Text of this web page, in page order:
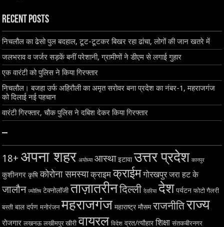
Recent Posts
निचलौल का ढेसो पुल बदहाल, टूट-टूटकर बिखर रहा ढांचा, लोगों की जान खतरे में
जलभराव व जर्जर सड़कें बनीं परेशानी, ग्रामीणों ने डीएम से लगाई गुहार
एक वारंटी को पुलिस ने किया गिरफ्तार
निचलौल। बजहा उर्फ अहिरौली का अमृत सरोवर बना प्रदेश का नंबर-1, महराजगंज
को दिलाई नई पहचान
वारंटी गिरफ्तार, चौक पुलिस ने दबिश देकर किया गिरफ्तार
–
18+ अपना शहर अयोध्या आस्था इटावा उत्तर प्रदेश कानपुर
कुशीनगर कृषि कोरोना समस्या क्राइम क्राईम गोरखपुर जरा हट के
जालौन ज्योतिष टेक्नोलॉजी ताज़ातरीनदिल्ली देवरिया देश पर्यटन फोटो गैलरी
बस्ती बाल दर्पण मनोरंजन महराजगंज महाराष्ट्र मौसम राजनीतिराज्य
रोजगार लखनऊ लखीमपुर खीरी वायरल विदेश व्रत/त्यौहार शिक्षा संतकबीरनगर